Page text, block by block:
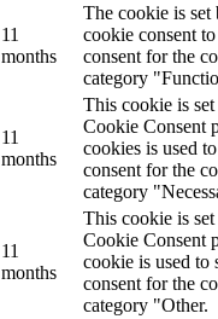
11
months
The cookie is set
cookie consent
consent for the
category
11
months
This cookie is
Cookie Consent
cookies is used
consent for the
category
11
months
This cookie is
Cookie Consent
cookie is used to
consent for the
category "Other.